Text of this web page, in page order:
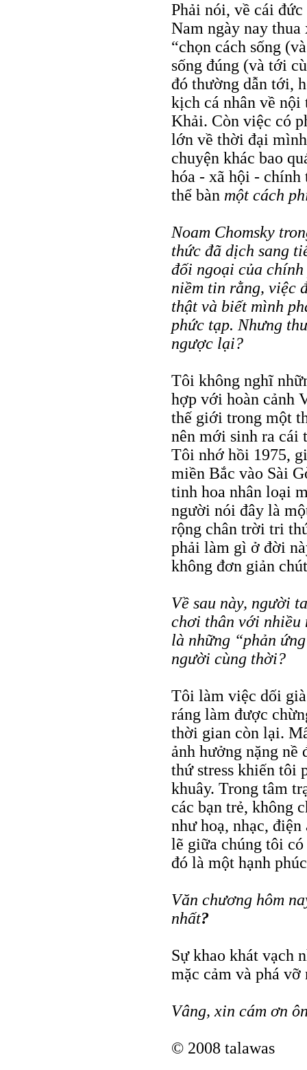
Phải nói, về cái
Nam ngày nay
“chọn cách sống
sống đúng (và tới
đó thường dẫn tới,
kịch cá nhân về
Khải. Còn việc có
lớn về thời đại
chuyện khác bao
hóa - xã hội -
thể bàn một cách
Noam Chomsky
thức đã dịch sang
đối ngoại của
niềm tin rằng, việc
thật và biết mình
phức tạp. Nhưng
ngược lại?
Tôi không nghĩ
hợp với hoàn cảnh
thế giới trong một
nên mới sinh ra cái
Tôi nhớ hồi 1975,
miền Bắc vào Sài
tinh hoa nhân loại
người nói đây là
rộng chân trời tri
phải làm gì ở đời
không đơn giản
Về sau này, người
chơi thân với nhiều
là những “phản
người cùng thời?
Tôi làm việc dối
ráng làm được
thời gian còn lại.
ảnh hưởng nặng nề
thứ stress khiến tôi
khuây. Trong tâm
các bạn trẻ, không
như hoạ, nhạc,
lẽ giữa chúng tôi
đó là một hạnh
Văn chương hôm
nhất?
Sự khao khát vạch
mặc cảm và phá
Vâng, xin cám ơn
© 2008 talawas